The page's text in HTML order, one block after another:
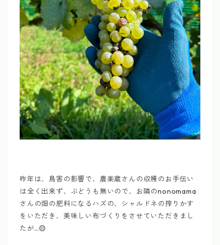
昨年は、鳥害の影響で、農楽蔵さんの収穫のお手伝い
は全く出来ず、ぶどうも無いので、お隣のnonomama
さんの畑の肥料になるハズの、シャルドネの搾りかす
をいただき、美味しい布づくりをさせていただきまし
たが…🟡